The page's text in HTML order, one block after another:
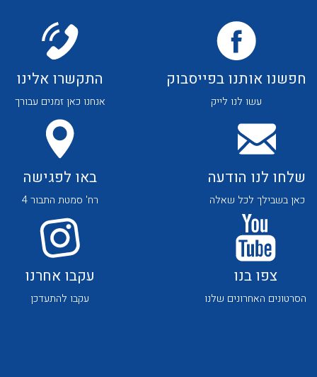
לכל מוצרי היצרן לכל מוצרי היצרן
לכל מוצרי היצרן לכל מוצרי היצרן
חפשנו אותנו בפייסבוק
עשו לנו לייק
התקשרו אלינו
אנחנו כאן זמנים עבורך
שלחו לנו הודעה
כאן בשבילך לכל שאלה
באו לפגישה
רח' סמטת התבור 4
צפו בנו
הסרטונים האחרונים שלנו
עקבו אחרנו
עקבו להתעדכן